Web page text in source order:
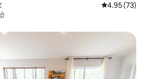
औसत रेटिंग 5 में
4.95 (73)